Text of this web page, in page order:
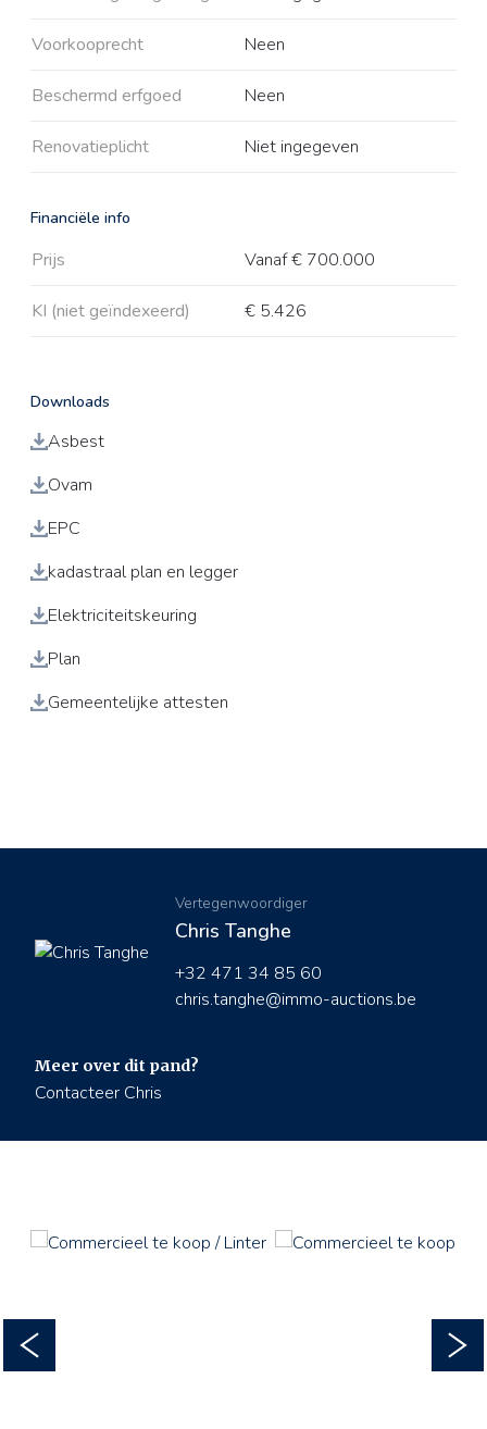
Voorkooprecht Neen
Beschermd erfgoed Neen
Renovatieplicht Niet ingegeven
Financiële info
Prijs Vanaf € 700.000
KI (niet geïndexeerd) € 5.426
Downloads
Asbest
Ovam
EPC
kadastraal plan en legger
Elektriciteitskeuring
Plan
Gemeentelijke attesten
Vertegenwoordiger
Chris Tanghe
+32 471 34 85 60
chris.tanghe@immo-auctions.be
Meer over dit pand?
Contacteer Chris